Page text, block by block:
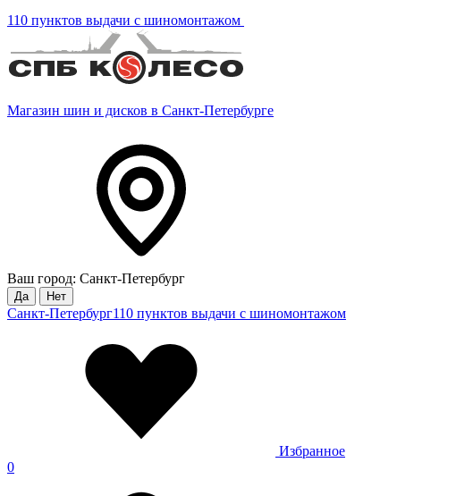
110 пунктов выдачи с шиномонтажом
Магазин шин и дисков в Санкт-Петербурге
Ваш город: Санкт-Петербург
Да Нет
Санкт-Петербург110 пунктов выдачи с шиномонтажом
Избранное
0